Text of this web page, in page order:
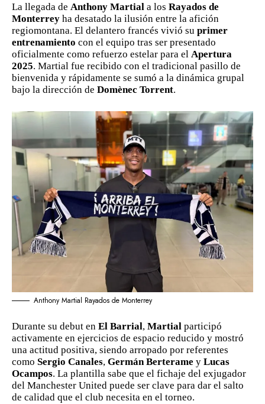
La llegada de Anthony Martial a los Rayados de
Monterrey ha desatado la ilusión entre la afición
regiomontana. El delantero francés vivió su primer
entrenamiento con el equipo tras ser presentado
oficialmente como refuerzo estelar para el Apertura
2025. Martial fue recibido con el tradicional pasillo de
bienvenida y rápidamente se sumó a la dinámica grupal
bajo la dirección de Domènec Torrent.
Anthony Martial Rayados de Monterrey
Durante su debut en El Barrial, Martial participó
activamente en ejercicios de espacio reducido y mostró
una actitud positiva, siendo arropado por referentes
como Sergio Canales, Germán Berterame y Lucas
Ocampos. La plantilla sabe que el fichaje del exjugador
del Manchester United puede ser clave para dar el salto
de calidad que el club necesita en el torneo.